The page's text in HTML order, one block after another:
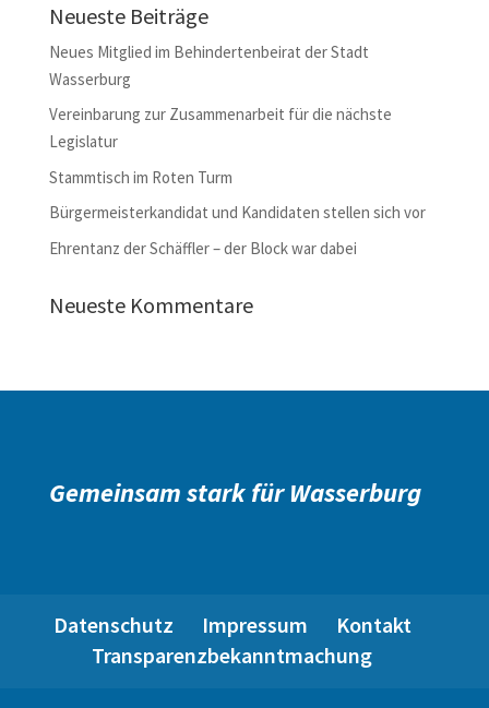
Neueste Beiträge
Neues Mitglied im Behindertenbeirat der Stadt
Wasserburg
Vereinbarung zur Zusammenarbeit für die nächste
Legislatur
Stammtisch im Roten Turm
Bürgermeisterkandidat und Kandidaten stellen sich vor
Ehrentanz der Schäffler – der Block war dabei
Neueste Kommentare
Gemeinsam stark für Wasserburg
Datenschutz Impressum
Kontakt
Transparenzbekanntmachung